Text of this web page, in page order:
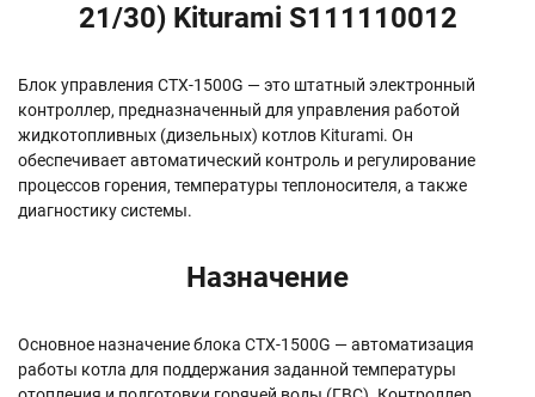
21/30) Kiturami S111110012
Блок управления CTX-1500G — это штатный электронный
контроллер, предназначенный для управления работой
жидкотопливных (дизельных) котлов Kiturami. Он
обеспечивает автоматический контроль и регулирование
процессов горения, температуры теплоносителя, а также
диагностику системы.
Назначение
Основное назначение блока CTX-1500G — автоматизация
работы котла для поддержания заданной температуры